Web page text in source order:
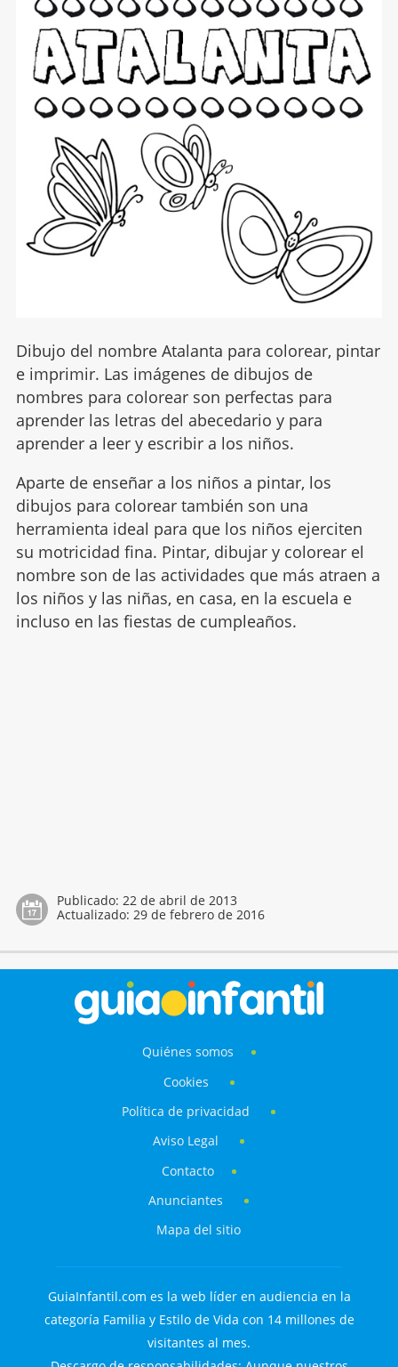
Dibujo del nombre Atalanta para colorear, pintar
e imprimir. Las imágenes de dibujos de
nombres para colorear son perfectas para
aprender las letras del abecedario y para
aprender a leer y escribir a los niños.
Aparte de enseñar a los niños a pintar, los
dibujos para colorear también son una
herramienta ideal para que los niños ejerciten
su motricidad fina. Pintar, dibujar y colorear el
nombre son de las actividades que más atraen a
los niños y las niñas, en casa, en la escuela e
incluso en las fiestas de cumpleaños.
Publicado: 22 de abril de 2013
Actualizado: 29 de febrero de 2016
Quiénes somos
Cookies
Política de privacidad
Aviso Legal
Contacto
Anunciantes
Mapa del sitio
GuiaInfantil.com es la web líder en audiencia en la
categoría Familia y Estilo de Vida con 14 millones de
visitantes al mes.